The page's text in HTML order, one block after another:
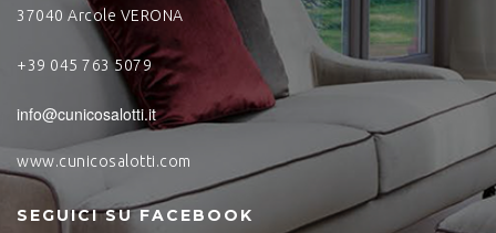
37040 Arcole VERONA
+39 045 763 5079
info@cunicosalotti.it
www.cunicosalotti.com
SEGUICI SU FACEBOOK